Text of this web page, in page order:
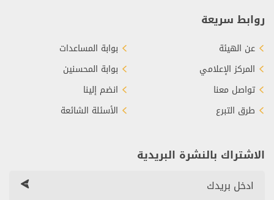
روابط سريعة
عن الهيئة
المركز الإعلامي
تواصل معنا
طرق التبرع
بوابة المساعدات
بوابة المحسنين
انضم إلينا
الأسئلة الشائعة
الاشتراك بالنشرة البريدية